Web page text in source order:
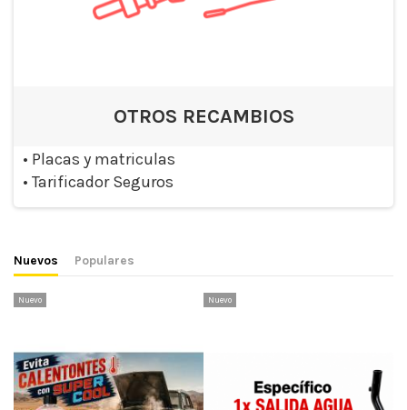
OTROS RECAMBIOS
• Placas y matriculas
• Tarificador Seguros
Nuevos Populares
Nuevo Nuevo